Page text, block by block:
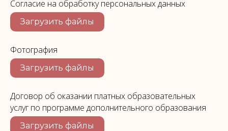
Согласие на обработку персональных данных
Загрузить файлы
Фотография
Загрузить файлы
Договор об оказании платных образовательных
услуг по программе дополнительного образования
Загрузить файлы